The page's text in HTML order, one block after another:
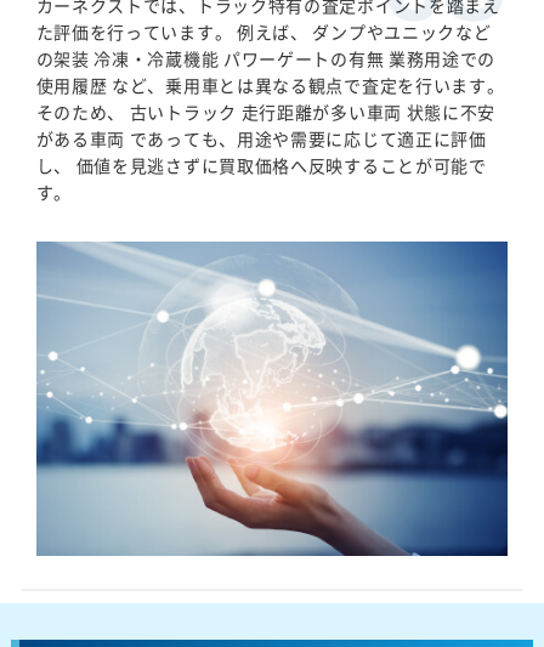
た評価を行っています。 例えば、 ダンプやユニックなど
の架装 冷凍・冷蔵機能 パワーゲートの有無 業務用途での
使用履歴 など、乗用車とは異なる観点で査定を行います。
そのため、 古いトラック 走行距離が多い車両 状態に不安
がある車両 であっても、用途や需要に応じて適正に評価
し、 価値を見逃さずに買取価格へ反映することが可能で
す。